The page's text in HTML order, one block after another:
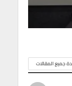
جميع المقالات